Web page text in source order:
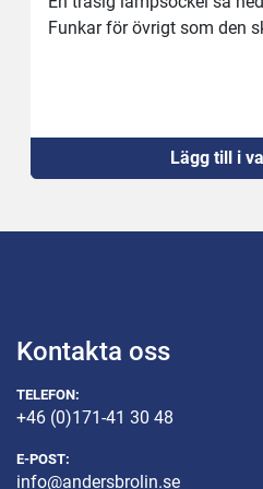
Funkar för övrigt som den
Lägg till i
Kontakta oss
TELEFON:
+46 (0)171-41 30 48
E-POST:
info@andersbrolin.se